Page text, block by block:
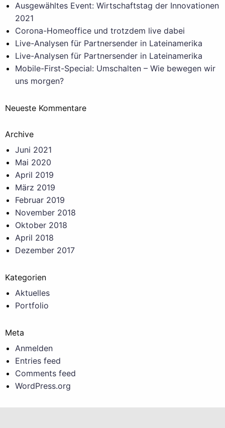
Ausgewähltes Event: Wirtschaftstag der Innovationen
2021
Corona-Homeoffice und trotzdem live dabei
Live-Analysen für Partnersender in Lateinamerika
Live-Analysen für Partnersender in Lateinamerika
Mobile-First-Special: Umschalten – Wie bewegen wir
uns morgen?
Neueste Kommentare
Archive
Juni 2021
Mai 2020
April 2019
März 2019
Februar 2019
November 2018
Oktober 2018
April 2018
Dezember 2017
Kategorien
Aktuelles
Portfolio
Meta
Anmelden
Entries feed
Comments feed
WordPress.org